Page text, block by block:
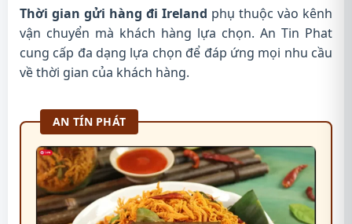
Thời gian gửi hàng đi Ireland phụ thuộc vào kênh
vận chuyển mà khách hàng lựa chọn. An Tin Phat
cung cấp đa dạng lựa chọn để đáp ứng mọi nhu cầu
về thời gian của khách hàng.
AN TÍN PHÁT